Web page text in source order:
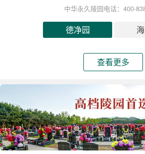
中华永久陵园电话：400-
德净园
查看更多